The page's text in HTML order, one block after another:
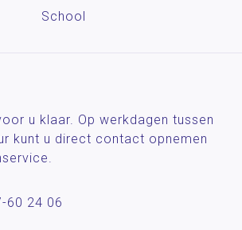
School
u klaar. Op werkdagen tussen
kunt u direct contact opnemen
60 24 06